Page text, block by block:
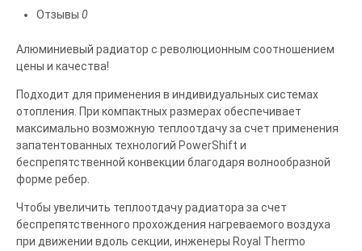
Отзывы 0
Алюминиевый радиатор с революционным соотношением
цены и качества!
Подходит для применения в индивидуальных системах
отопления. При компактных размерах обеспечивает
максимально возможную теплоотдачу за счет применения
запатентованных технологий PowerShift и
беспрепятственной конвекции благодаря волнообразной
форме ребер.
Чтобы увеличить теплоотдачу радиатора за счет
беспрепятственного прохождения нагреваемого воздуха
при движении вдоль секции, инженеры Royal Thermo